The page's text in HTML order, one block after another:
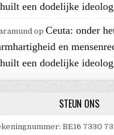
een dodelijke
opCeuta: onder
en
een dodelijke
STEUN ONS
BE16 7330